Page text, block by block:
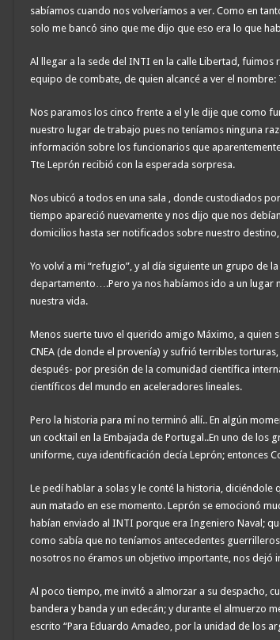
sabíamos cuando nos volveríamos a ver. Como en
solo me bancó sino que me dijo que eso era lo que
Al llegar a la sede del INTI en la calle Libertad,
equipo de combate, de quien alcancé a ver el nombre:
Nos paramos los cinco frente a el y le dije que como
nuestro lugar de trabajo pues no teníamos ninguna
información sobre los funcionarios que
Tte Leprón recibió con la esperada sorpresa.
Nos ubicó a todos en una sala , donde custodiados
tiempo apareció nuevamente y nos dijo que nos
domicilios hasta ser notificados sobre nuestro
Yo volví a mi “refugio”, y al día siguiente un grupo de
departamento….Pero ya nos habíamos ido a un lugar
nuestra vida.
Menos suerte tuvo el querido amigo Máximo, a quien
CNEA (de donde el provenía) y sufrió terribles
después- por presión de la comunidad científica
científicos del mundo en aceleradores lineales.
Pero la historia para mí no terminó allí.. En algún
un cocktail en la Embajada de Portugal..En uno de los
uniforme, cuya identificación decía Leprón; entonces
Le pedí hablar a solas y le conté la historia,
aun matado en ese momento. Leprón se emocionó
habían enviado al INTI porque era Ingeniero Naval;
como sabía que no teníamos antecedentes
nosotros no éramos un objetivo importante, nos dejó
Al poco tiempo, me invitó a almorzar a su despacho,
bandera y banda y un edecán; y durante el almuerzo
escrito “Para Eduardo Amadeo, por la unidad de los